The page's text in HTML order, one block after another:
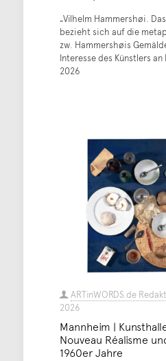
„Vilhelm Hammershøi.
bezieht sich auf die
zw. Hammershøis
Interesse des Künstlers an
2026
ARTinWORDS.de
2026
Mannheim |
Nouveau Réalisme
1960er Jahre